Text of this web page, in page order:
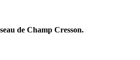
de Champ Cresson.